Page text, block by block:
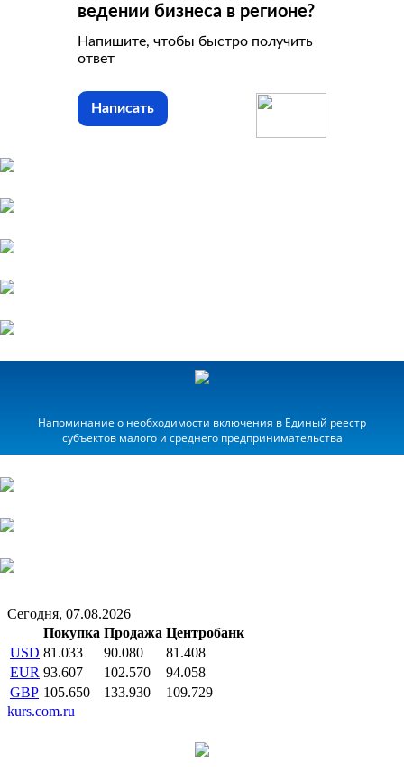
ведении бизнеса в регионе?
Напишите, чтобы быстро получить
ответ
Написать
Напоминание о необходимости включения в Единый реестр
субъектов малого и среднего предпринимательства